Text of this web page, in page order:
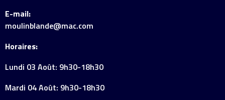
E-mail:
moulinblande@mac.com
Horaires:
Lundi 03 Août: 9h30-18h30
Mardi 04 Août: 9h30-18h30